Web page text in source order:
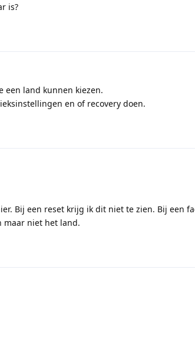
is?
een land kunnen kiezen.
en of recovery doen.
Bij een reset krijg ik dit niet te zien. Bij een
maar niet het land.